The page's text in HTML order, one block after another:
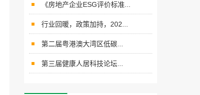
《房地产企业ESG评价标准...
行业回暖，政策加持，202...
第二届粤港澳大湾区低碳...
第三届健康人居科技论坛...